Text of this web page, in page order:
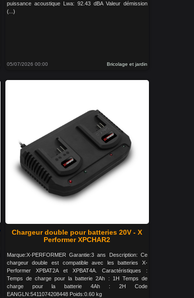
puissance acoustique Lwa: 92.43 dBA Valeur démission
(...)
05/07/2026 00:00 Bricolage et jardin
Chargeur double pour batteries 20V - X
Performer XPCHAR2
Marque:X-PERFORMER Garantie:3 ans Description: Ce
chargeur double est compatible avec les batteries X-
Performer XPBAT2A et XPBAT4A. Caractéristiques :
Temps de charge pour la batterie 2Ah : 1H Temps de
charge pour la batterie 4Ah : 2H Code
EANGLN:5411074208448 Poids:0.60 kg